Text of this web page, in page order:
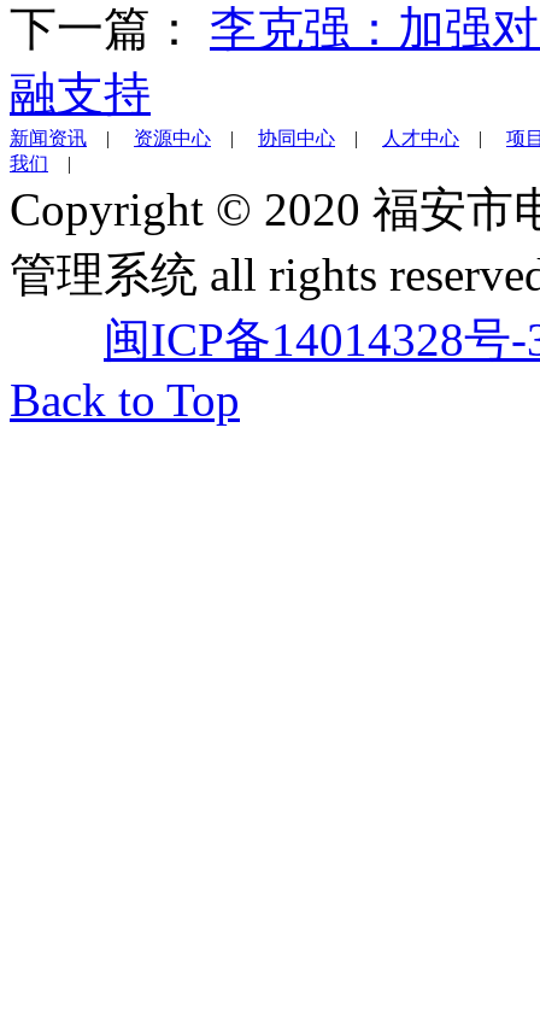
下一篇： 李克强：加强
融支持
新闻资讯 | 资源中心 | 协同中心 | 人才中心 | 项
我们 |
Copyright © 2020 福安
管理系统 all rights
闽ICP备14014328号-
Back to Top